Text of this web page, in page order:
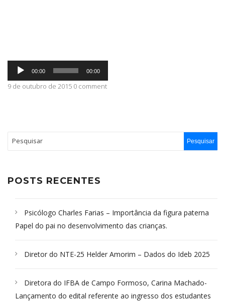
ABRANGÊNCIA
Tocador
áudio
00:00 00:00
9 de outubro de 2015 0 comment
POSTS RECENTES
Psicólogo Charles Farias – Importância da figura paterna
Papel do pai no desenvolvimento das crianças.
Diretor do NTE-25 Helder Amorim – Dados do Ideb 2025
Diretora do IFBA de Campo Formoso, Carina Machado-
Lançamento do edital referente ao ingresso dos estudantes